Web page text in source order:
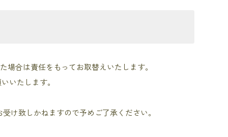
合は責任をもってお取替えいたします。
いたします。
け致しかねますので予めご了承ください。